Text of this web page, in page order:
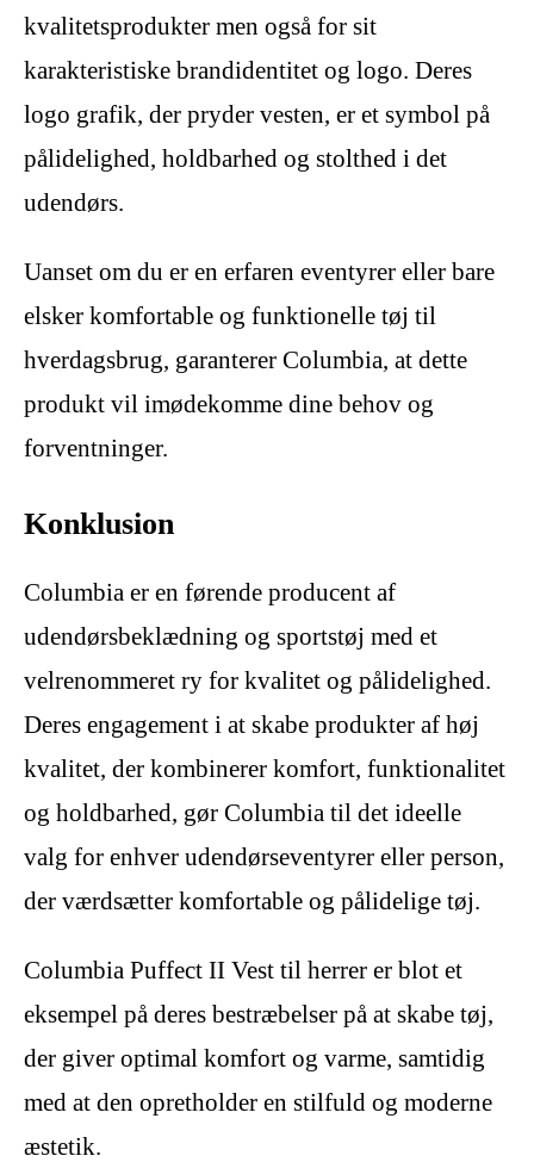
kvalitetsprodukter men også for sit
karakteristiske brandidentitet og logo. Deres
logo grafik, der pryder vesten, er et symbol på
pålidelighed, holdbarhed og stolthed i det
udendørs.
Uanset om du er en erfaren eventyrer eller bare
elsker komfortable og funktionelle tøj til
hverdagsbrug, garanterer Columbia, at dette
produkt vil imødekomme dine behov og
forventninger.
Konklusion
Columbia er en førende producent af
udendørsbeklædning og sportstøj med et
velrenommeret ry for kvalitet og pålidelighed.
Deres engagement i at skabe produkter af høj
kvalitet, der kombinerer komfort, funktionalitet
og holdbarhed, gør Columbia til det ideelle
valg for enhver udendørseventyrer eller person,
der værdsætter komfortable og pålidelige tøj.
Columbia Puffect II Vest til herrer er blot et
eksempel på deres bestræbelser på at skabe tøj,
der giver optimal komfort og varme, samtidig
med at den opretholder en stilfuld og moderne
æstetik.